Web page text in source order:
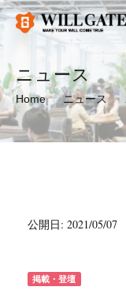
ニュース
Home ニュース
公開日: 2021/05/07
掲載・登壇